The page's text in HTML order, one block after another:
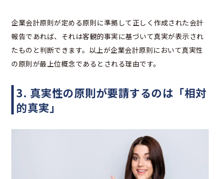
企業会計原則が定める原則に準拠して正しく作成された会計
報告であれば、それは客観的事実に基づいて真実が表示され
たものと判断できます。以上が企業会計原則において真実性
の原則が最上位概念であるとされる理由です。
3. 真実性の原則が要請するのは「相対
的真実」